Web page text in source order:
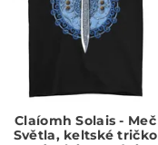
Claíomh Solais - Meč
Světla, keltské tričko